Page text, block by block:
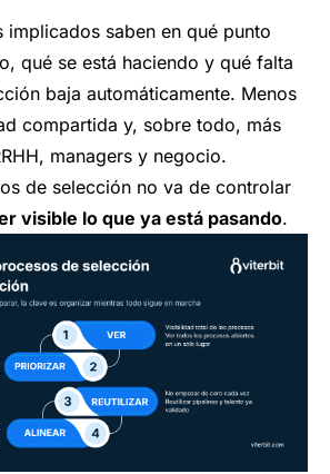
implicados saben en qué punto
qué se está haciendo y qué falta
baja automáticamente. Menos
compartida y, sobre todo, más
managers y negocio.
de selección no va de controlar
visible lo que ya está pasando.